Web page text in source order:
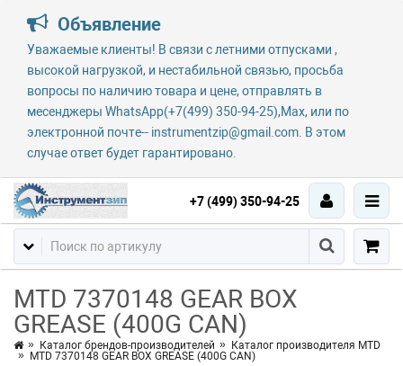
Объявление
Уважаемые клиенты! В связи с летними отпусками ,
высокой нагрузкой, и нестабильной связью, просьба
вопросы по наличию товара и цене, отправлять в
месенджеры WhatsApp(+7(499) 350-94-25),Max, или по
электронной почте-- instrumentzip@gmail.com. В этом
случае ответ будет гарантировано.
+7 (499) 350-94-25
MTD 7370148 GEAR BOX
GREASE (400G CAN)
Каталог брендов-производителей
Каталог производителя MTD
MTD 7370148 GEAR BOX GREASE (400G CAN)